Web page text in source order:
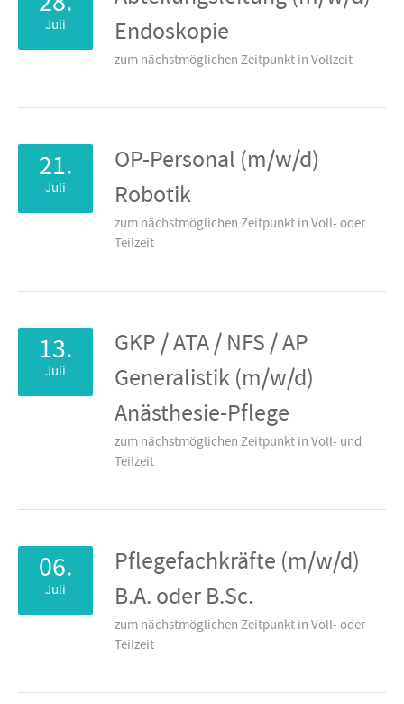
Juli
Endoskopie
zum nächstmöglichen Zeitpunkt in Vollzeit
21.
Juli
OP-Personal (m/w/d)
Robotik
zum nächstmöglichen Zeitpunkt in Voll- oder
Teilzeit
13.
Juli
GKP / ATA / NFS / AP
Generalistik (m/w/d)
Anästhesie-Pflege
zum nächstmöglichen Zeitpunkt in Voll- und
Teilzeit
06.
Juli
Pflegefachkräfte (m/w/d)
B.A. oder B.Sc.
zum nächstmöglichen Zeitpunkt in Voll- oder
Teilzeit